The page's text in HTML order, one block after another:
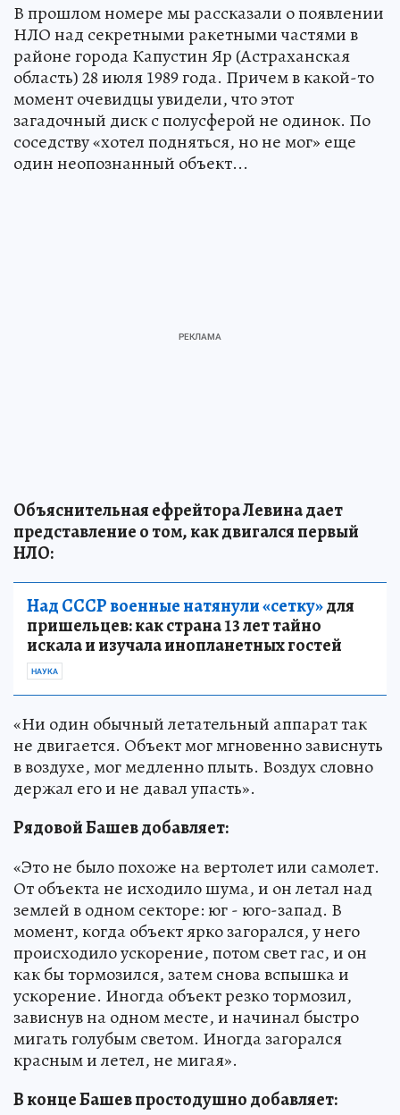
В прошлом номере мы рассказали о появлении
НЛО над секретными ракетными частями в
районе города Капустин Яр (Астраханская
область) 28 июля 1989 года. Причем в какой-то
момент очевидцы увидели, что этот
загадочный диск с полусферой не одинок. По
соседству «хотел подняться, но не мог» еще
один неопознанный объект...
Объяснительная ефрейтора Левина дает
представление о том, как двигался первый
НЛО:
Над СССР военные натянули «сетку»для
пришельцев: как страна 13 лет тайно
искала и изучала инопланетных гостей
НАУКА
«Ни один обычный летательный аппарат так
не двигается. Объект мог мгновенно зависнуть
в воздухе, мог медленно плыть. Воздух словно
держал его и не давал упасть».
Рядовой Башев добавляет:
«Это не было похоже на вертолет или самолет.
От объекта не исходило шума, и он летал над
землей в одном секторе: юг - юго-запад. В
момент, когда объект ярко загорался, у него
происходило ускорение, потом свет гас, и он
как бы тормозился, затем снова вспышка и
ускорение. Иногда объект резко тормозил,
зависнув на одном месте, и начинал быстро
мигать голубым светом. Иногда загорался
красным и летел, не мигая».
В конце Башев простодушно добавляет: